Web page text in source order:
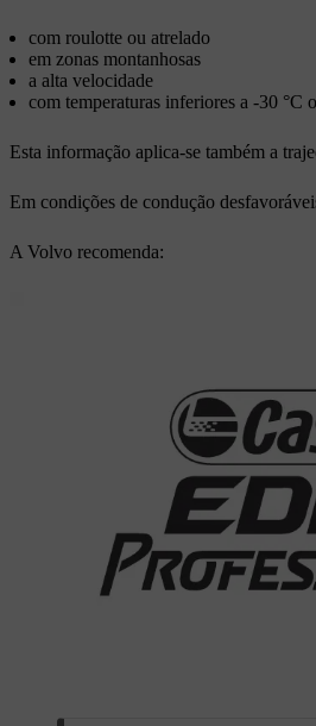
com roulotte ou atrelado
em zonas montanhosas
a alta velocidade
com temperaturas inferiores a -30 °C
Esta informação aplica-se também a
Em condições de condução
A Volvo recomenda: